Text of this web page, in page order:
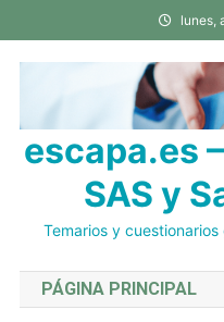
al
contenido
lunes,
escapa.es
SAS y
Temarios y
PÁGINA PRINCIPAL